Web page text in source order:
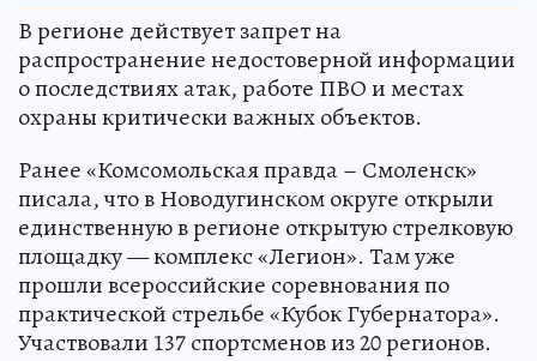
В регионе действует запрет на
распространение недостоверной информации
о последствиях атак, работе ПВО и местах
охраны критически важных объектов.
Ранее «Комсомольская правда – Смоленск»
писала, что в Новодугинском округе открыли
единственную в регионе открытую стрелковую
площадку — комплекс «Легион». Там уже
прошли всероссийские соревнования по
практической стрельбе «Кубок Губернатора».
Участвовали 137 спортсменов из 20 регионов.